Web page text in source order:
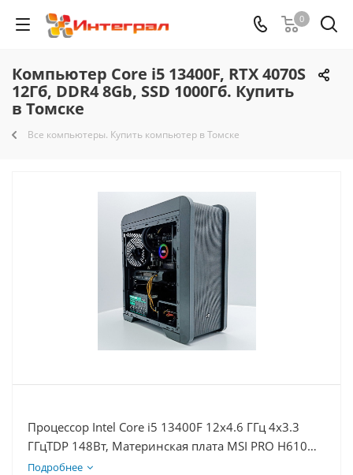
0
Компьютер Core i5 13400F, RTX 4070S
12Гб, DDR4 8Gb, SSD 1000Гб. Купить
в Томске
Все компьютеры. Купить компьютер в Томске
Процессор Intel Core i5 13400F 12x4.6 ГГц 4x3.3
ГГцTDP 148Вт, Материнская плата MSI PRO H610M-
E, Видеокарта RTX 4070S 12Гб, Память DDR4 8Gb,
Подробнее